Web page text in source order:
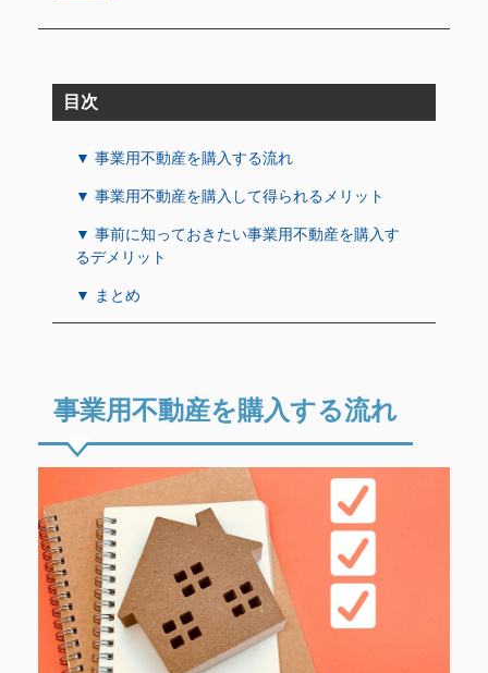
目次
▼ 事業用不動産を購入する流れ
▼ 事業用不動産を購入して得られるメリット
▼ 事前に知っておきたい事業用不動産を購入す
るデメリット
▼ まとめ
事業用不動産を購入する流れ